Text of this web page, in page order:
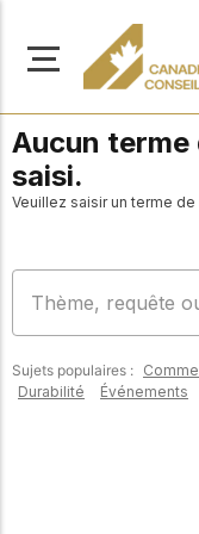
À
sur
Aucun terme
saisi.
Veuillez saisir un terme
Sujets populaires :
Durabilité
Événements